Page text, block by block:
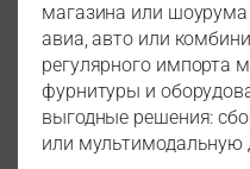
магазина или
авиа, авто или
регулярного импорта
фурнитуры и
выгодные решения:
или мультимодальную